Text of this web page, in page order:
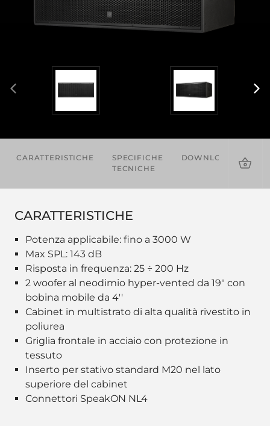
CARATTERISTICHE
SPECIFICHE
TECNICHE
DOWNLOADS
CARATTERISTICHE
Potenza applicabile: fino a 3000 W
Max SPL: 143 dB
Risposta in frequenza: 25 ÷ 200 Hz
2 woofer al neodimio hyper-vented da 19" con
bobina mobile da 4''
Cabinet in multistrato di alta qualità rivestito in
poliurea
Griglia frontale in acciaio con protezione in
tessuto
Inserto per stativo standard M20 nel lato
superiore del cabinet
Connettori SpeakON NL4